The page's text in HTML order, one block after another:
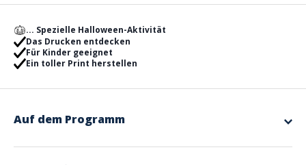
... Spezielle Halloween-Aktivität
Das Drucken entdecken
Für Kinder geeignet
Ein toller Print herstellen
Auf dem Programm
Die Leiter*innen unserer Workshops sprechen diese Sprachen: LU,